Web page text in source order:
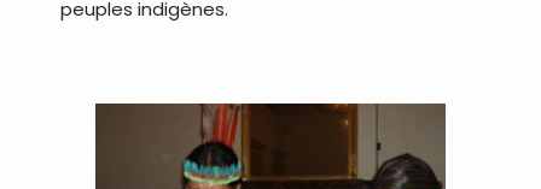
peuples indigènes.